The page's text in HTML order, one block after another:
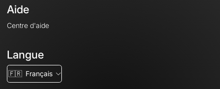
Aide
Centre d'aide
Langue
🇫🇷 Français